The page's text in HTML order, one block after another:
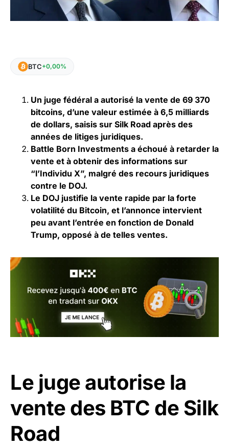
BTC+0,00%
Un juge fédéral a autorisé la vente de 69 370
bitcoins, d’une valeur estimée à 6,5 milliards
de dollars, saisis sur Silk Road après des
années de litiges juridiques.
Battle Born Investments a échoué à retarder la
vente et à obtenir des informations sur
“l’Individu X”, malgré des recours juridiques
contre le DOJ.
Le DOJ justifie la vente rapide par la forte
volatilité du Bitcoin, et l’annonce intervient
peu avant l’entrée en fonction de Donald
Trump, opposé à de telles ventes.
Le juge autorise la
vente des BTC de Silk
Road